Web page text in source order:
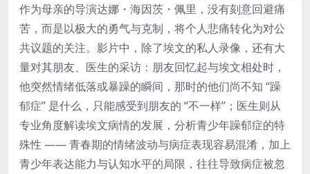
作为母亲的导演达娜・海因茨・佩里，没有刻意回避痛
苦，而是以极大的勇气与克制，将个人悲痛转化为对公
共议题的关注。影片中，除了埃文的私人录像，还有大
量对其朋友、医生的采访：朋友回忆起与埃文相处时，
他突然情绪低落或暴躁的瞬间，那时的他们尚不知 “躁
郁症” 是什么，只能感受到朋友的 “不一样”；医生则从
专业角度解读埃文病情的发展，分析青少年躁郁症的特
殊性 —— 青春期的情绪波动与病症表现容易混淆，加上
青少年表达能力与认知水平的局限，往往导致病症被忽